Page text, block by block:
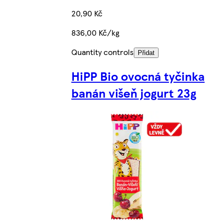
20,90 Kč
836,00 Kč/kg
Quantity controls
Přidat
HiPP Bio ovocná tyčinka
banán višeň jogurt 23g